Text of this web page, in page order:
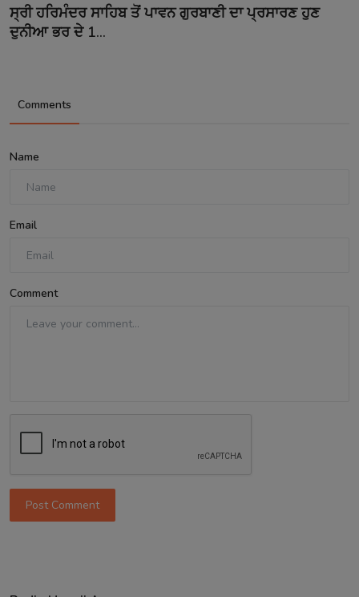
ਸ੍ਰੀ ਹਰਿਮੰਦਰ ਸਾਹਿਬ ਤੋਂ ਪਾਵਨ ਗੁਰਬਾਣੀ ਦਾ ਪ੍ਰਸਾਰਣ ਹੁਣ
ਦੁਨੀਆ ਭਰ ਦੇ 1...
Comments
Name
Email
Comment
Post Comment